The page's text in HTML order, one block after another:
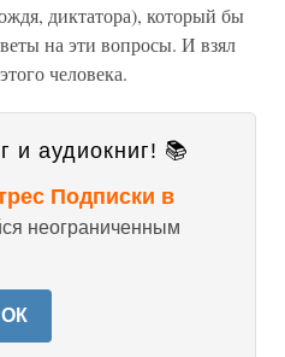
диктатора), который бы
на эти вопросы. И взял
человека.
и аудиокниг! 📚
Подписки в
неограниченным